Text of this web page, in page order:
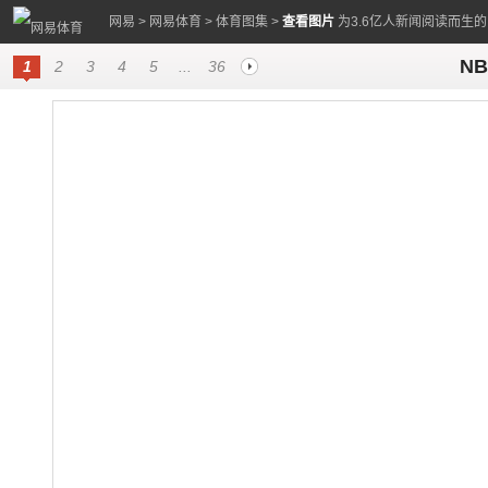
网易 > 网易体育 > 体育图集 > 查看图片 为3.6亿人新闻阅读而生
1 2 3 4 5 36